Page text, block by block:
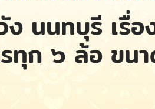
นนทบุรี เรื่อ
รทุก ๖ ล้อ ขน